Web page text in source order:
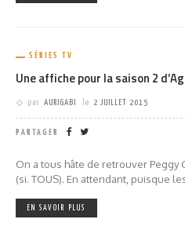
SÉRIES TV
Une affiche pour la saison 2
par AURIGABI le 2 JUILLET 2015
PARTAGER
On a tous hâte de retrouver Peggy
(si. TOUS). En attendant, puisque
EN SAVOIR PLUS